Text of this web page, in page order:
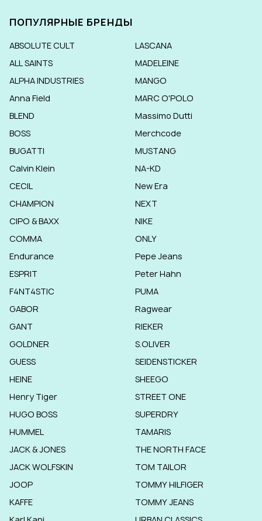
ПОПУЛЯРНЫЕ БРЕНДЫ
ABSOLUTE CULT
ALL SAINTS
ALPHA INDUSTRIES
Anna Field
BLEND
BOSS
BUGATTI
Calvin Klein
CECIL
CHAMPION
CIPO & BAXX
COMMA
Endurance
ESPRIT
F4NT4STIC
GABOR
GANT
GOLDNER
GUESS
HEINE
Henry Tiger
HUGO BOSS
HUMMEL
JACK & JONES
JACK WOLFSKIN
JOOP
KAFFE
LASCANA
MADELEINE
MANGO
MARC O'POLO
Massimo Dutti
Merchcode
MUSTANG
NA-KD
New Era
NEXT
NIKE
ONLY
Pepe Jeans
Peter Hahn
PUMA
Ragwear
RIEKER
S.OLIVER
SEIDENSTICKER
SHEEGO
STREET ONE
SUPERDRY
TAMARIS
THE NORTH FACE
TOM TAILOR
TOMMY HILFIGER
TOMMY JEANS